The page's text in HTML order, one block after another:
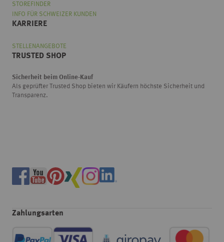
STOREFINDER
INFO FÜR SCHWEIZER KUNDEN
KARRIERE
STELLENANGEBOTE
TRUSTED SHOP
Sicherheit beim Online-Kauf
Als geprüfter Trusted Shop bieten wir Käufern höchste Sicherheit und
Transparenz.
Zahlungsarten